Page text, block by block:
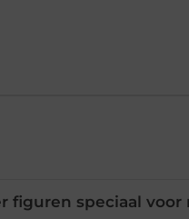
figuren speciaal